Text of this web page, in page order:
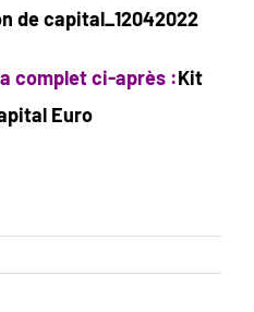
de capital_12042022
complet ci-après :Kit
Euro